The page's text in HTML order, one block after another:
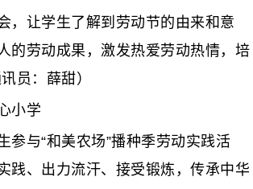
让学生了解到劳动节的由来和意
的劳动成果，激发热爱劳动热情，培
员：薛甜）
小学
与“和美农场”播种季劳动实践活
践、出力流汗、接受锻炼，传承中华